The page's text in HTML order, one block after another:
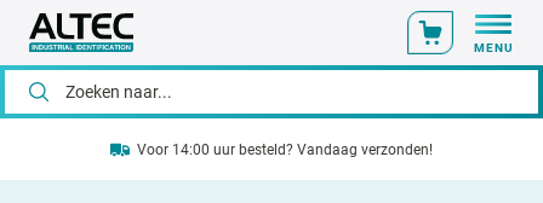
MENU
Voor 14:00 uur besteld? Vandaag verzonden!